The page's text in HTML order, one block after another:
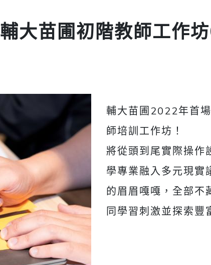
輔大苗圃初階教師工作
輔大苗圃2022年首
師培訓工作坊！
將從頭到尾實際操作
學專業融入多元現實
的眉眉嘎嘎，全部不
同學習刺激並探索豐